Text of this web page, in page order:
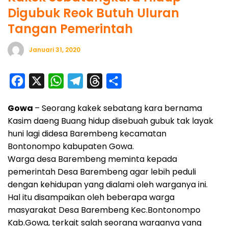
Digubuk Reok Butuh Uluran
Tangan Pemerintah
Januari 31, 2020
c
e
b
o
o
k
W
a
t
s
A
p
p
l
e
g
r
a
m
r
e
a
d
s
a
r
e
Gowa – Seorang kakek sebatang kara bernama
Kasim daeng Buang hidup disebuah gubuk tak layak
huni lagi didesa Barembeng kecamatan
Bontonompo kabupaten Gowa.
Warga desa Barembeng meminta kepada
pemerintah Desa Barembeng agar lebih peduli
dengan kehidupan yang dialami oleh warganya ini.
Hal itu disampaikan oleh beberapa warga
masyarakat Desa Barembeng Kec.Bontonompo
Kab.Gowa, terkait salah seorang warganya yang